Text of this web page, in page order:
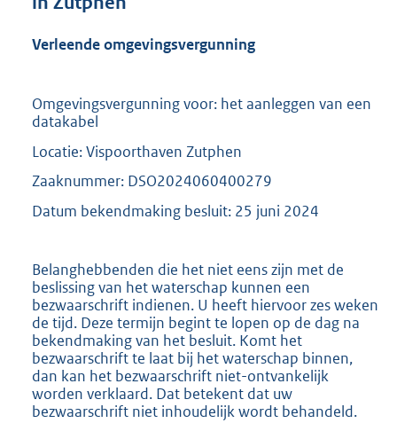
2
K
Verleende omgevingsvergunning
Omgevingsvergunning voor: het aanleggen van een
datakabel
Locatie: Vispoorthaven Zutphen
Zaaknummer: DSO2024060400279
Datum bekendmaking besluit: 25 juni 2024
Belanghebbenden die het niet eens zijn met de
beslissing van het waterschap kunnen een
bezwaarschrift indienen. U heeft hiervoor zes weken
de tijd. Deze termijn begint te lopen op de dag na
bekendmaking van het besluit. Komt het
bezwaarschrift te laat bij het waterschap binnen,
dan kan het bezwaarschrift niet-ontvankelijk
worden verklaard. Dat betekent dat uw
bezwaarschrift niet inhoudelijk wordt behandeld.